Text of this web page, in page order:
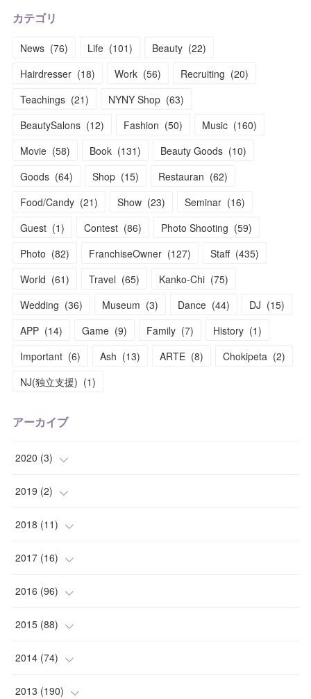
カテゴリ
News (76) Life (101) Beauty (22)
Hairdresser (18) Work (56) Recruiting (20)
Teachings (21) NYNY Shop (63)
BeautySalons (12) Fashion (50) Music (160)
Movie (58) Book (131) Beauty Goods (10)
Goods (64) Shop (15) Restauran (62)
Food/Candy (21) Show (23) Seminar (16)
Guest (1) Contest (86) Photo Shooting (59)
Photo (82) FranchiseOwner (127) Staff (435)
World (61) Travel (65) Kanko-Chi (75)
Wedding (36) Museum (3) Dance (44) DJ (15)
APP (14) Game (9) Family (7) History (1)
Important (6) Ash (13) ARTE (8) Chokipeta (2)
NJ(独立支援) (1)
アーカイブ
2020 (3)
(1
( 1)
(1)
2019 (2)
( 1)
(1)
2018 (11)
(2)
(1)
(1)
(1)
2017 (16)
(1)
(2)
(1)
( 3)
2016 (96)
(2)
(5)
(6)
2015 (88)
(4)
(7)
2014 (74)
(9)
2013 (190)